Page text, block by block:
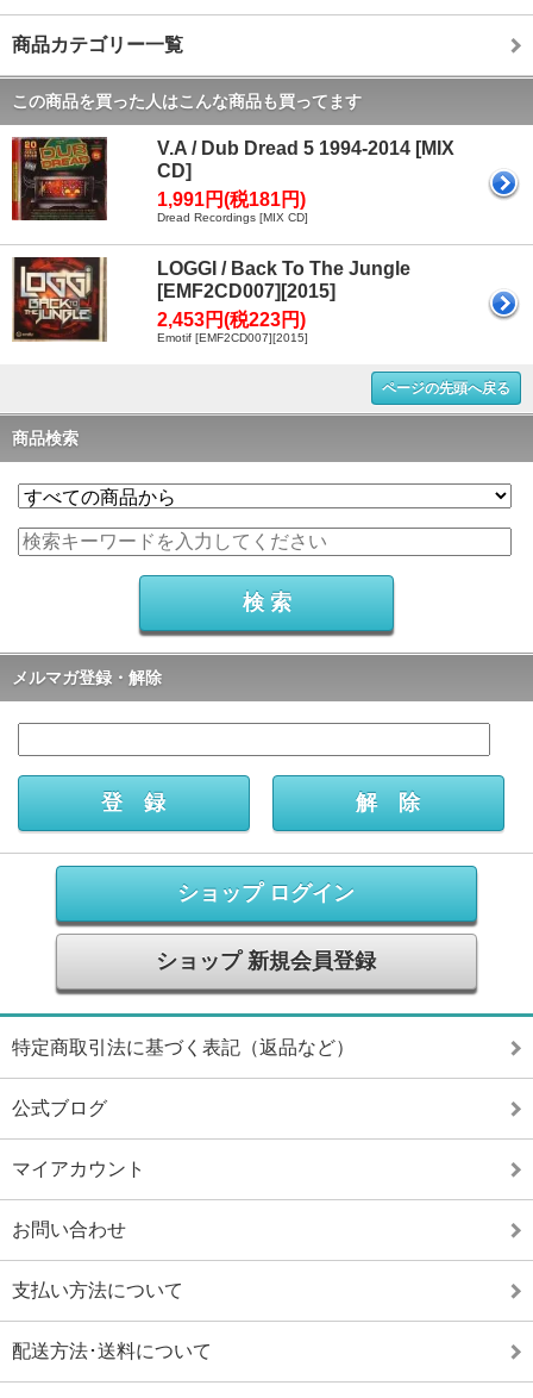
商品カテゴリー一覧
この商品を買った人はこんな商品も買ってます
V.A / Dub Dread 5 1994-2014 [MIX
CD]
1,991円(税181円)
Dread Recordings [MIX CD]
LOGGI / Back To The Jungle
[EMF2CD007][2015]
2,453円(税223円)
Emotif [EMF2CD007][2015]
ページの先頭へ戻る
商品検索
メルマガ登録・解除
ショップ ログイン
ショップ 新規会員登録
特定商取引法に基づく表記（返品など）
公式ブログ
マイアカウント
お問い合わせ
支払い方法について
配送方法･送料について